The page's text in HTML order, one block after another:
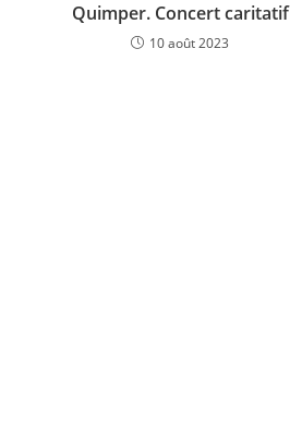
Quimper. Concert caritatif
10 août 2023